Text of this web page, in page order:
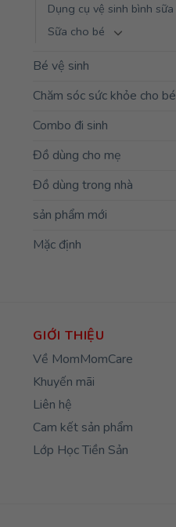
Dụng cụ vệ sinh bình sữa
Sữa cho bé
Bé vệ sinh
Chăm sóc sức khỏe cho bé
Combo đi sinh
Đồ dùng cho mẹ
Đồ dùng trong nhà
sản phẩm mới
Mặc định
GIỚI THIỆU
Về MomMomCare
Khuyến mãi
Liên hệ
Cam kết sản phẩm
Lớp Học Tiền Sản